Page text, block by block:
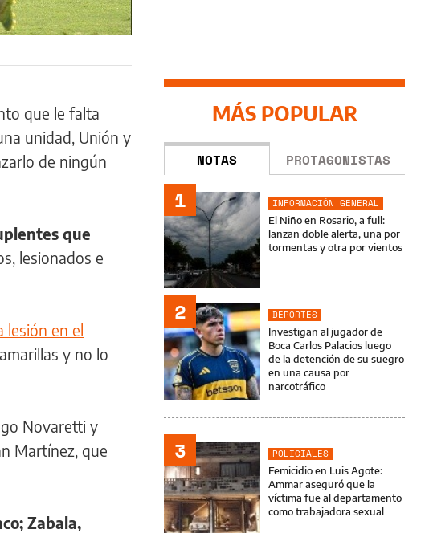
que le falta
unidad, Unión y
de ningún
que
lesionados e
lesión en el
y no lo
Novaretti y
Martínez, que
Zabala,
MÁS POPULAR
NOTAS PROTAGONISTAS
1
INFORMACIÓN GENERAL
El Niño en Rosario, a full:
lanzan doble alerta, una por
tormentas y otra por vientos
2
DEPORTES
Investigan al jugador de
Boca Carlos Palacios luego
de la detención de su suegro
en una causa por
narcotráfico
3
POLICIALES
Femicidio en Luis Agote:
Ammar aseguró que la
víctima fue al departamento
como trabajadora sexual